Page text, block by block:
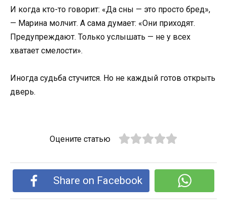
И когда кто-то говорит: «Да сны — это просто бред»,
— Марина молчит. А сама думает: «Они приходят.
Предупреждают. Только услышать — не у всех
хватает смелости».
Иногда судьба стучится. Но не каждый готов открыть
дверь.
Оцените статью
Share on Facebook